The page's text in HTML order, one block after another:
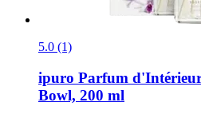
5.0 (1)
ipuro Parfum
Bowl, 200 ml